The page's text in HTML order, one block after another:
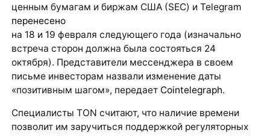
ценным бумагам и биржам США (SEC) и Telegram
перенесено
на 18 и 19 февраля следующего года (изначально
встреча сторон должна была состояться 24
октября). Представители мессенджера в своем
письме инвесторам назвали изменение даты
«позитивным шагом», передает Cointelegraph.
Специалисты TON считают, что наличие времени
позволит им заручиться поддержкой регуляторных